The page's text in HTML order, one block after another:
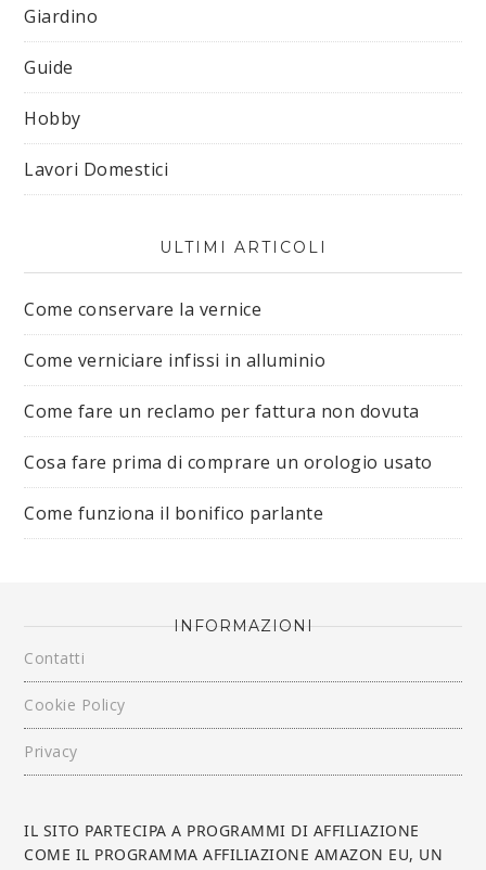
Giardino
Guide
Hobby
Lavori Domestici
ULTIMI ARTICOLI
Come conservare la vernice
Come verniciare infissi in alluminio
Come fare un reclamo per fattura non dovuta
Cosa fare prima di comprare un orologio usato
Come funziona il bonifico parlante
INFORMAZIONI
Contatti
Cookie Policy
Privacy
IL SITO PARTECIPA A PROGRAMMI DI AFFILIAZIONE
COME IL PROGRAMMA AFFILIAZIONE AMAZON EU, UN